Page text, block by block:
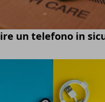
un telefono in